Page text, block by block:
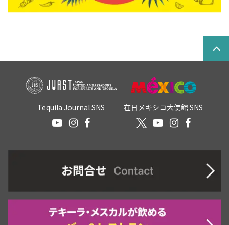
Tequila Journal SNS 在日メキシコ大使館 SNS